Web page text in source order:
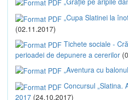
„Cupa Slatinei la
(02.11.2017)
Tichete sociale -
perioadei de depunere a cererilor
„Aventura cu
Concursul „Slatina.
2017 (24.10.2017)